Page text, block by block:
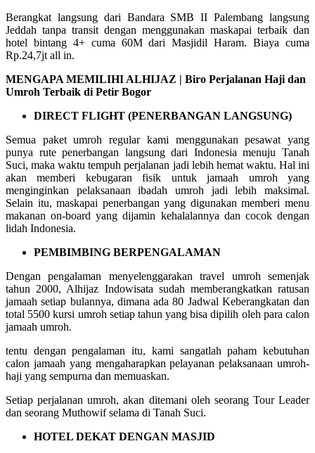
Berangkat langsung dari Bandara SMB II Palembang langsung
Jeddah tanpa transit dengan menggunakan maskapai terbaik dan
hotel bintang 4+ cuma 60M dari Masjidil Haram. Biaya cuma
Rp.24,7jt all in.
MENGAPA MEMILIHI ALHIJAZ | Biro Perjalanan Haji dan
Umroh Terbaik di Petir Bogor
DIRECT FLIGHT (PENERBANGAN LANGSUNG)
Semua paket umroh regular kami menggunakan pesawat yang
punya rute penerbangan langsung dari Indonesia menuju Tanah
Suci, maka waktu tempuh perjalanan jadi lebih hemat waktu. Hal ini
akan memberi kebugaran fisik untuk jamaah umroh yang
menginginkan pelaksanaan ibadah umroh jadi lebih maksimal.
Selain itu, maskapai penerbangan yang digunakan memberi menu
makanan on-board yang dijamin kehalalannya dan cocok dengan
lidah Indonesia.
PEMBIMBING BERPENGALAMAN
Dengan pengalaman menyelenggarakan travel umroh semenjak
tahun 2000, Alhijaz Indowisata sudah memberangkatkan ratusan
jamaah setiap bulannya, dimana ada 80 Jadwal Keberangkatan dan
total 5500 kursi umroh setiap tahun yang bisa dipilih oleh para calon
jamaah umroh.
tentu dengan pengalaman itu, kami sangatlah paham kebutuhan
calon jamaah yang mengaharapkan pelayanan pelaksanaan umroh-
haji yang sempurna dan memuaskan.
Setiap perjalanan umroh, akan ditemani oleh seorang Tour Leader
dan seorang Muthowif selama di Tanah Suci.
HOTEL DEKAT DENGAN MASJID